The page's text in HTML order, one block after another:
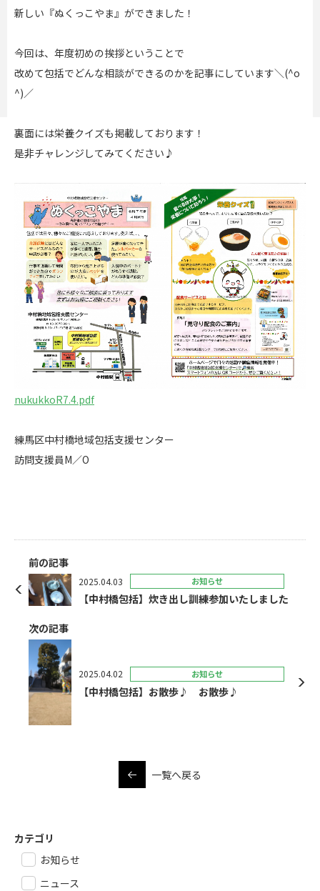
新しい『ぬくっこやま』ができました！
今回は、年度初めの挨拶ということで
改めて包括でどんな相談ができるのかを記事にしています＼(^o
^)／
裏面には栄養クイズも掲載しております！
是非チャレンジしてみてください♪
nukukkoR7.4.pdf
練馬区中村橋地域包括支援センター
訪問支援員M／O
前の記事
2025.04.03 お知らせ
【中村橋包括】炊き出し訓練参加いたしました
次の記事
2025.04.02 お知らせ
【中村橋包括】お散歩♪ お散歩♪
一覧へ戻る
カテゴリ
お知らせ
ニュース